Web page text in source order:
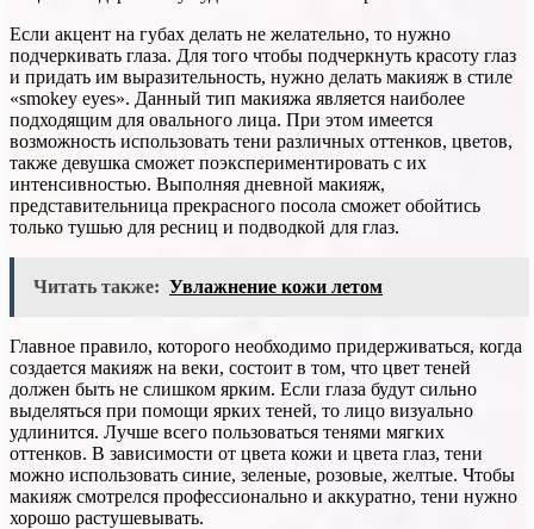
Если акцент на губах делать не желательно, то нужно
подчеркивать глаза. Для того чтобы подчеркнуть красоту глаз
и придать им выразительность, нужно делать макияж в стиле
«smokey eyes». Данный тип макияжа является наиболее
подходящим для овального лица. При этом имеется
возможность использовать тени различных оттенков, цветов,
также девушка сможет поэкспериментировать с их
интенсивностью. Выполняя дневной макияж,
представительница прекрасного посола сможет обойтись
только тушью для ресниц и подводкой для глаз.
Читать также: Увлажнение кожи летом
Главное правило, которого необходимо придерживаться, когда
создается макияж на веки, состоит в том, что цвет теней
должен быть не слишком ярким. Если глаза будут сильно
выделяться при помощи ярких теней, то лицо визуально
удлинится. Лучше всего пользоваться тенями мягких
оттенков. В зависимости от цвета кожи и цвета глаз, тени
можно использовать синие, зеленые, розовые, желтые. Чтобы
макияж смотрелся профессионально и аккуратно, тени нужно
хорошо растушевывать.